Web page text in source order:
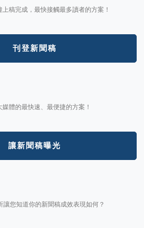
稿完成，最快接觸最多讀者的方案！
刊登新聞稿
體的最快速、最便捷的方案！
讓新聞稿曝光
您知道你的新聞稿成效表現如何？